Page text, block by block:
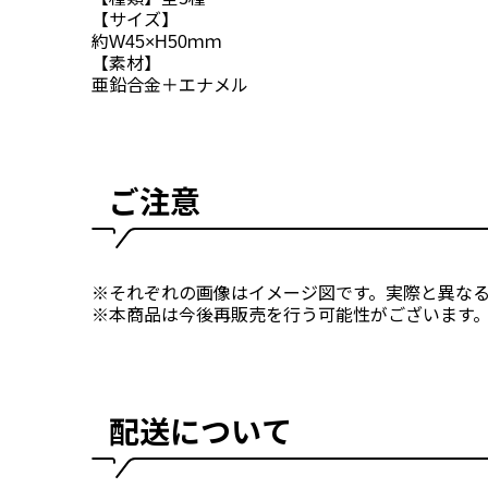
【サイズ】
約W45×H50ｍｍ
【素材】
亜鉛合金＋エナメル
ご注意
※それぞれの画像はイメージ図です。実際と異なる
※本商品は今後再販売を行う可能性がございます。
配送について